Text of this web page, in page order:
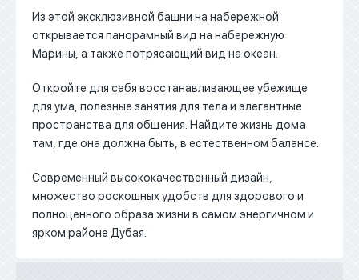
Из этой эксклюзивной башни на набережной
открывается панорамный вид на набережную
Марины, а также потрясающий вид на океан.
Откройте для себя восстанавливающее убежище
для ума, полезные занятия для тела и элегантные
пространства для общения. Найдите жизнь дома
там, где она должна быть, в естественном балансе.
Современный высококачественный дизайн,
множество роскошных удобств для здорового и
полноценного образа жизни в самом энергичном и
ярком районе Дубая.